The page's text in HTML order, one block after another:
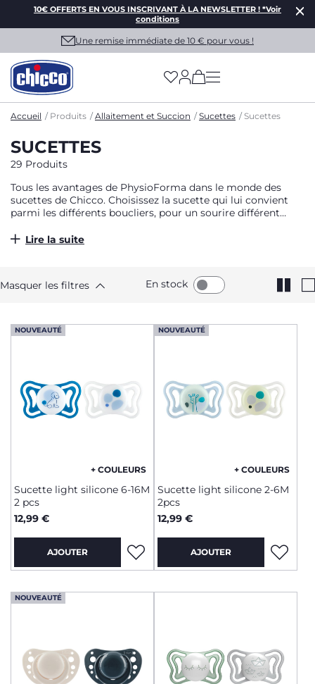
10€ OFFERTS EN VOUS INSCRIVANT À LA NEWSLETTER ! *Voir
conditions
Une remise immédiate de 10 € pour vous !
(has more options
Accueil Produits Allaitement et Succion Sucettes Sucettes
SUCETTES
29 Produits
Tous les avantages de PhysioForma dans le monde des
sucettes de Chicco. Choisissez la sucette qui lui convient
parmi les différents boucliers, pour un sourire différent
Lire la suite
Masquer les filtres En stock
NOUVEAUTÉ
+ COULEURS
Sucette light silicone 6-16M
2 pcs
12,99 €
AJOUTER
NOUVEAUTÉ
+ COULEURS
Sucette light silicone 2-6M
2pcs
12,99 €
AJOUTER
NOUVEAUTÉ